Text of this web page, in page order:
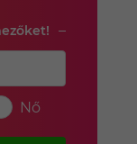
Nő